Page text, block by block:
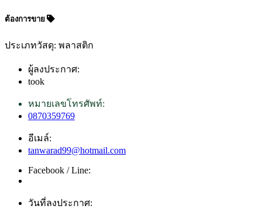
ต้องการขาย
ประเภทวัสดุ: พลาสติก
ผู้ลงประกาศ:
took
หมายเลขโทรศัพท์:
0870359769
อีเมล์:
tanwarad99@hotmail.com
Facebook / Line:
วันที่ลงประกาศ: